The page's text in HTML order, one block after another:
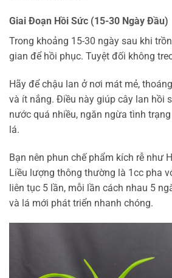
Giai Đoạn Hồi Sức (15-30 Ngày Đầu)
Trong khoảng 15-30 ngày sau khi
gian để hồi phục. Tuyệt đối không
Hãy để chậu lan ở nơi mát mẻ,
và ít nắng. Điều này giúp cây lan hồi
nước quá nhiều, ngăn ngừa tình
lá.
Bạn nên phun chế phẩm kích rễ như
Liều lượng thông thường là 1cc pha
liên tục 5 lần, mỗi lần cách nhau 5
và lá mới phát triển nhanh chóng.